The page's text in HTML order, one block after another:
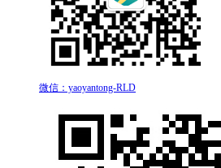
微信：yaoyantong-RLD